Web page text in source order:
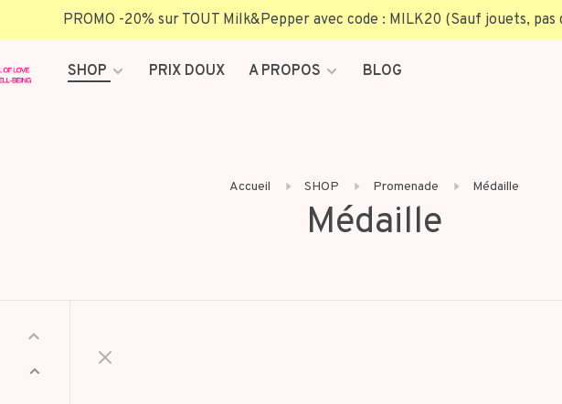
PROMO -20% sur TOUT Milk&Pepper avec code : MILK20 (Sauf jouets,
SHOP PRIX DOUX A PROPOS BLOG
Accueil SHOP Promenade Médaille
Médaille